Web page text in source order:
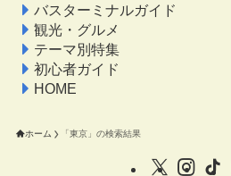
バスターミナルガイド
観光・グルメ
テーマ別特集
初心者ガイド
HOME
ホーム 「東京」の検索結果